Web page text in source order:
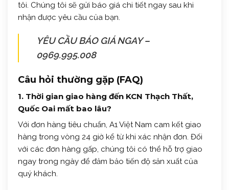
tôi. Chúng tôi sẽ gửi báo giá chi tiết ngay sau khi
nhận được yêu cầu của bạn.
YÊU CẦU BÁO GIÁ NGAY –
0969.995.008
Câu hỏi thường gặp (FAQ)
1. Thời gian giao hàng đến KCN Thạch Thất,
Quốc Oai mất bao lâu?
Với đơn hàng tiêu chuẩn, A1 Việt Nam cam kết giao
hàng trong vòng 24 giờ kể từ khi xác nhận đơn. Đối
với các đơn hàng gấp, chúng tôi có thể hỗ trợ giao
ngay trong ngày để đảm bảo tiến độ sản xuất của
quý khách.